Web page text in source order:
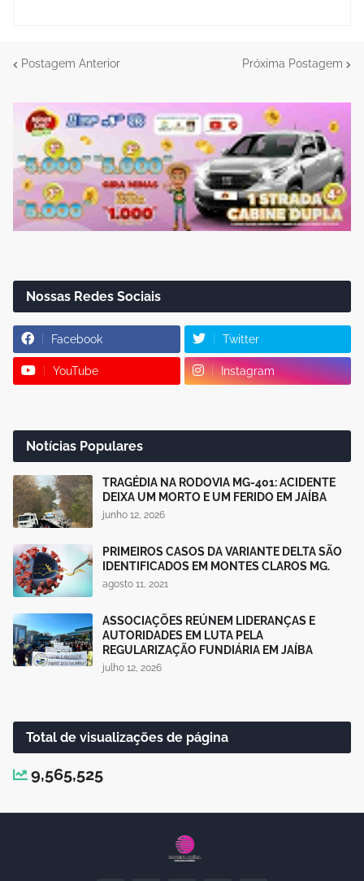
Postagem Anterior Próxima Postagem
Nossas Redes Sociais
Facebook Twitter
YouTube Instagram
Notícias Populares
TRAGÉDIA NA RODOVIA MG-401: ACIDENTE
DEIXA UM MORTO E UM FERIDO EM JAÍBA
junho 12, 2026
PRIMEIROS CASOS DA VARIANTE DELTA SÃO
IDENTIFICADOS EM MONTES CLAROS MG.
agosto 11, 2021
ASSOCIAÇÕES REÚNEM LIDERANÇAS E
AUTORIDADES EM LUTA PELA
REGULARIZAÇÃO FUNDIÁRIA EM JAÍBA
julho 12, 2026
Total de visualizações de página
9,565,525